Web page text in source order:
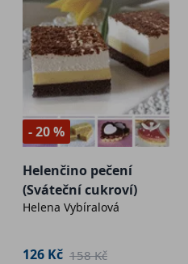
- 20 %
Helenčino pečení
(Sváteční cukroví)
Helena Vybíralová
126 Kč 158 Kč